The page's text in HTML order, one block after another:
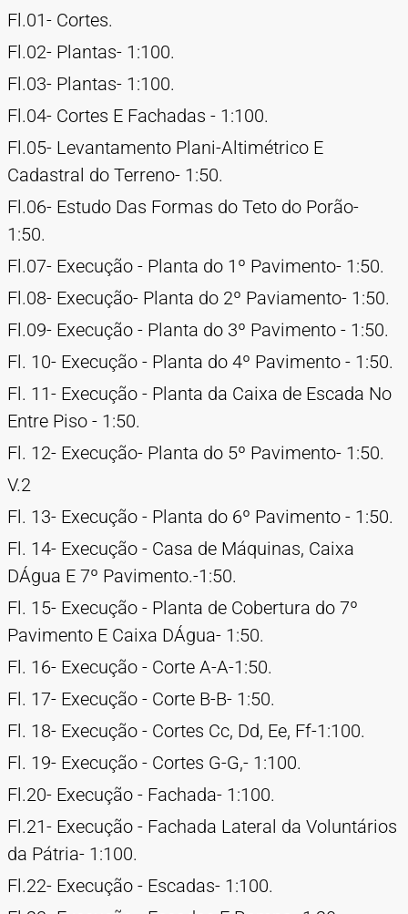
Fl.01- Cortes.
Fl.02- Plantas- 1:100.
Fl.03- Plantas- 1:100.
Fl.04- Cortes E Fachadas - 1:100.
Fl.05- Levantamento Plani-Altimétrico E
Cadastral do Terreno- 1:50.
Fl.06- Estudo Das Formas do Teto do Porão-
1:50.
Fl.07- Execução - Planta do 1º Pavimento- 1:50.
Fl.08- Execução- Planta do 2º Paviamento- 1:50.
Fl.09- Execução - Planta do 3º Pavimento - 1:50.
Fl. 10- Execução - Planta do 4º Pavimento - 1:50.
Fl. 11- Execução - Planta da Caixa de Escada No
Entre Piso - 1:50.
Fl. 12- Execução- Planta do 5º Pavimento- 1:50.
V.2
Fl. 13- Execução - Planta do 6º Pavimento - 1:50.
Fl. 14- Execução - Casa de Máquinas, Caixa
DÁgua E 7º Pavimento.-1:50.
Fl. 15- Execução - Planta de Cobertura do 7º
Pavimento E Caixa DÁgua- 1:50.
Fl. 16- Execução - Corte A-A-1:50.
Fl. 17- Execução - Corte B-B- 1:50.
Fl. 18- Execução - Cortes Cc, Dd, Ee, Ff-1:100.
Fl. 19- Execução - Cortes G-G,- 1:100.
Fl.20- Execução - Fachada- 1:100.
Fl.21- Execução - Fachada Lateral da Voluntários
da Pátria- 1:100.
Fl.22- Execução - Escadas- 1:100.